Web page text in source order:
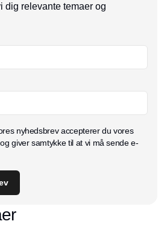
dig relevante temaer og
nyhedsbrev accepterer du vores
giver samtykke til at vi må sende e-